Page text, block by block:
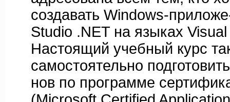
создавать Windows-
Studio .NET на языках
Настоящий учебный курс
самостоятельно
нов по программе